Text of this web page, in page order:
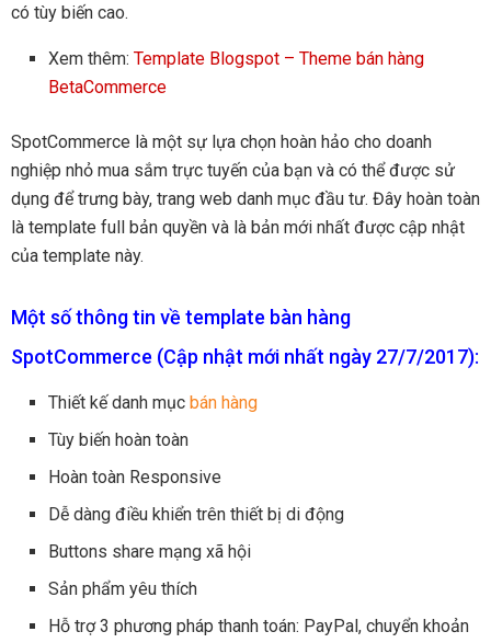
có tùy biến cao.
Xem thêm:Template Blogspot – Theme bán hàng
BetaCommerce
SpotCommerce là một sự lựa chọn hoàn hảo cho doanh
nghiệp nhỏ mua sắm trực tuyến của bạn và có thể được sử
dụng để trưng bày, trang web danh mục đầu tư. Đây hoàn toàn
là template full bản quyền và là bản mới nhất được cập nhật
của template này.
Một số thông tin về template bàn hàng
SpotCommerce (Cập nhật mới nhất ngày 27/7/2017):
Thiết kế danh mụcbán hàng
Tùy biến hoàn toàn
Hoàn toàn Responsive
Dễ dàng điều khiển trên thiết bị di động
Buttons share mạng xã hội
Sản phẩm yêu thích
Hỗ trợ 3 phương pháp thanh toán: PayPal, chuyển khoản